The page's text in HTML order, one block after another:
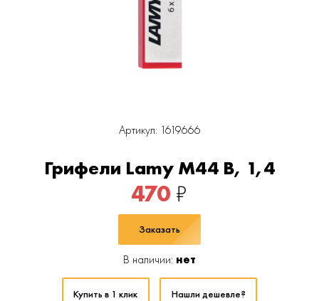
Артикул: 1619666
Грифели Lamy M44 B, 1,4
470 ₽
Заказать
В наличии: нет
Купить в 1 клик Нашли дешевле?